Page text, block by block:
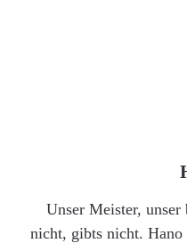
Unser Meister,
nicht, gibts nicht.